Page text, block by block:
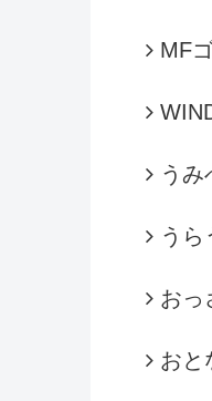
MF
うみ
うら
おっ
おと